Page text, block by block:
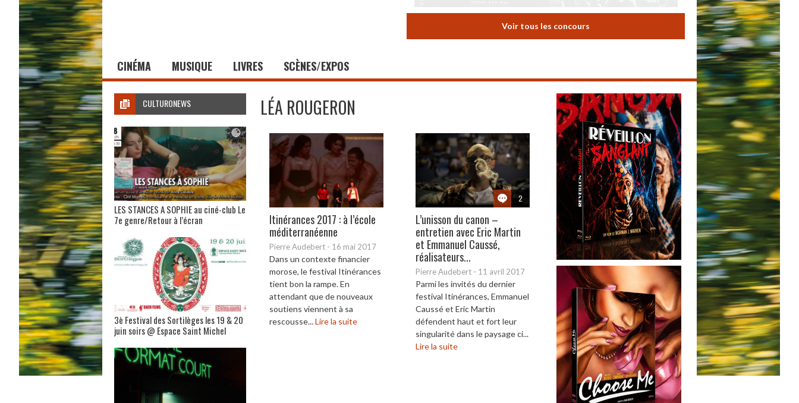
Voir tous les concours
CINÉMA MUSIQUE LIVRES SCÈNES/EXPOS
LÉA ROUGERON
Itinérances 2017 : à l’école
méditerranéenne
Pierre Audebert - 16 mai 2017
Dans un contexte financier
morose, le festival Itinérances
tient bon la rampe. En
attendant que de nouveaux
soutiens viennent à sa
rescousse...Lire la suite
2
L’unisson du canon –
entretien avec Eric Martin
et Emmanuel Caussé,
réalisateurs...
Pierre Audebert - 11 avril 2017
Parmi les invités du dernier
festival Itinérances, Emmanuel
Caussé et Eric Martin
défendent haut et fort leur
singularité dans le paysage ci...
Lire la suite
CULTURONEWS
LES STANCES A SOPHIE au ciné-club Le
7e genre/Retour à l’écran
3è Festival des Sortilèges les 19 & 20
juin soirs @ Espace Saint Michel